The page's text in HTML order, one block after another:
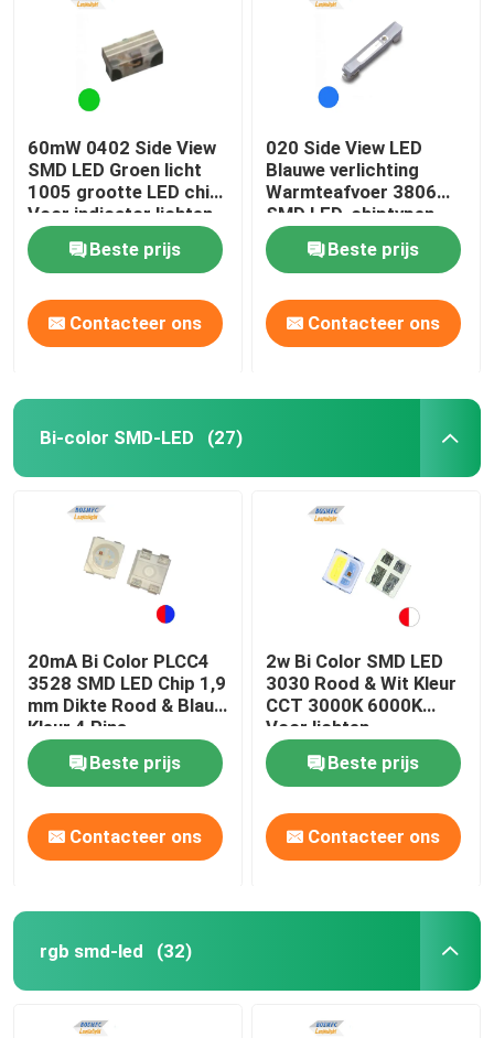
60mW 0402 Side View
SMD LED Groen licht
1005 grootte LED chip
Voor indicator lichten
Beste prijs
Contacteer ons
020 Side View LED
Blauwe verlichting
Warmteafvoer 3806
SMD LED-chiptypen
Beste prijs
Contacteer ons
Bi-color SMD-LED (27)
20mA Bi Color PLCC4
3528 SMD LED Chip 1,9
mm Dikte Rood & Blauw
Kleur 4 Pins
Beste prijs
Contacteer ons
2w Bi Color SMD LED
3030 Rood & Wit Kleur
CCT 3000K 6000K
Voor lichten
Beste prijs
Contacteer ons
rgb smd-led (32)